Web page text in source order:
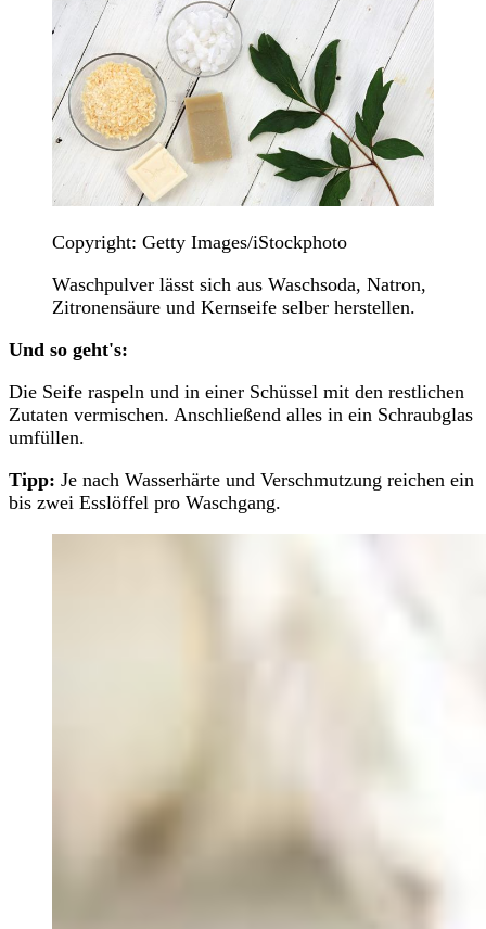
Copyright: Getty Images/iStockphoto
Waschpulver lässt sich aus Waschsoda, Natron,
Zitronensäure und Kernseife selber herstellen.
Und so geht's:
Die Seife raspeln und in einer Schüssel mit den restlichen
Zutaten vermischen. Anschließend alles in ein Schraubglas
umfüllen.
Tipp: Je nach Wasserhärte und Verschmutzung reichen ein
bis zwei Esslöffel pro Waschgang.